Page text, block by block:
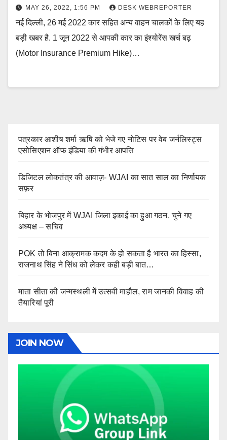
MAY 26, 2022, 1:56 PM DESK WEBREPORTER
नई दिल्‍ली, 26 मई 2022 कार सहित अन्‍य वाहन चालकों के लिए यह
बड़ी खबर है. 1 जून 2022 से आपकी कार का इंश्‍योरेंस खर्च बढ़
(Motor Insurance Premium Hike)…
पत्रकार आशीष शर्मा ऋषि को भेजे गए नोटिस पर वेब जर्नलिस्ट्स
एसोसिएशन ऑफ इंडिया की गंभीर आपत्ति
डिजिटल लोकतंत्र की आवाज़- WJAI का सात साल का निर्णायक
सफ़र
बिहार के भोजपुर में WJAI जिला इकाई का हुआ गठन, चुने गए
अध्यक्ष – सचिव
POK तो बिना आक्रामक कदम के हो सकता है भारत का हिस्सा,
राजनाथ सिंह ने सिंध को लेकर कही बड़ी बात…
माता सीता की जन्मस्थली में उत्सवी माहौल, राम जानकी विवाह की
तैयारियां पूरी
JOIN NOW